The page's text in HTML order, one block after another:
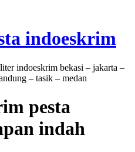
indoeskrim
indoeskrim bekasi – jakarta –
– tasik – medan
pesta
indah